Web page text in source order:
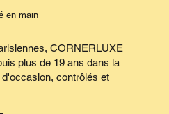
en main
CORNERLUXE
plus de 19 ans dans la
contrôlés et